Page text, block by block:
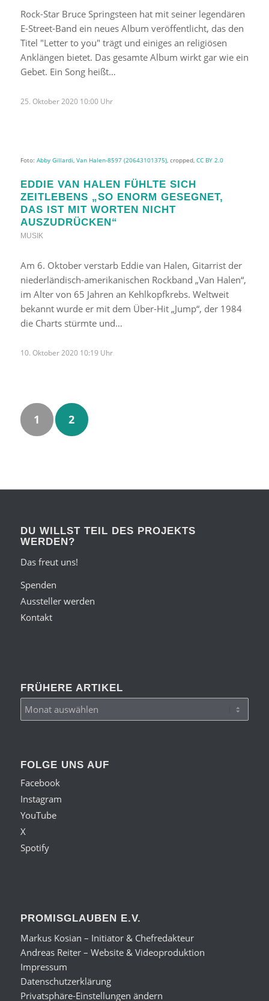
Rock-Star Bruce Springsteen hat mit seiner legendären
E-Street-Band ein neues Album veröffentlicht, das den
Titel "Letter to you" trägt und einiges an religiösen
Anklängen bietet. Das gesamte Album wirkt gar wie ein
Gebet. Ein Song heißt…
25. Oktober 2020 10:00 Uhr
Foto: Abby Gillardi Van Halen-8597 (20643101375), cropped, CC BY 2.0
EDDIE VAN HALEN FÜHLTE SICH
ZEITLEBENS „SO ENORM GESEGNET,
DAS IST MIT WORTEN NICHT
AUSZUDRÜCKEN“
MUSIK
Am 6. Oktober verstarb Eddie van Halen, Gitarrist der
niederländisch-amerikanischen Rockband „Van Halen“,
im Alter von 65 Jahren an Kehlkopfkrebs. Weltweit
bekannt wurde er mit dem Über-Hit „Jump“, der 1984
die Charts stürmte und…
10. Oktober 2020 10:19 Uhr
1 2
DU WILLST TEIL DES PROJEKTS
WERDEN?
Das freut uns!
Spenden
Aussteller werden
Kontakt
FRÜHERE ARTIKEL
FOLGE UNS AUF
Facebook
Instagram
YouTube
X
Spotify
PROMISGLAUBEN E.V.
Markus Kosian – Initiator & Chefredakteur
Andreas Reiter – Website & Videoproduktion
Impressum
Datenschutzerklärung
Privatsphäre-Einstellungen ändern